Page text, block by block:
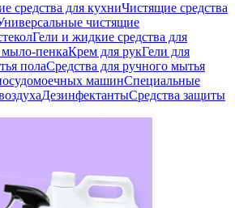
средства для кухниЧистящие средства
чистящие
Гели и жидкие средства для
пенкаКрем для рукГели для
полаСредства для ручного мытья
машинСпециальные
ДезинфектантыСредства защиты